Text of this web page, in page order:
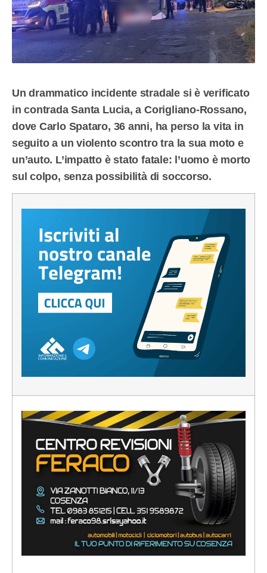
Un drammatico incidente stradale si è verificato
in contrada Santa Lucia, a Corigliano-Rossano,
dove Carlo Spataro, 36 anni, ha perso la vita in
seguito a un violento scontro tra la sua moto e
un’auto. L’impatto è stato fatale: l’uomo è morto
sul colpo, senza possibilità di soccorso.